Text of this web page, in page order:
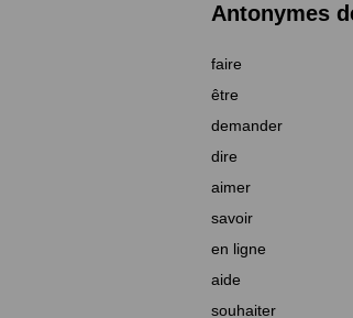
Antonymes
faire
être
demander
dire
aimer
savoir
en ligne
aide
souhaiter